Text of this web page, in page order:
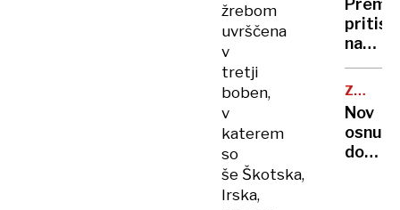
žrebom
uvrščena
v
tretji
boben,
v
katerem
so
še Škotska,
Irska,
na
Gazo
in
ZDA-
Nov